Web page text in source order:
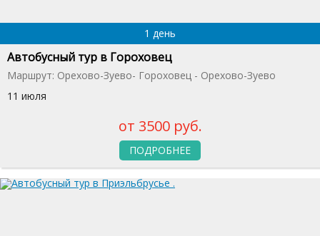
1 день
Автобусный тур в Гороховец
Маршрут: Орехово-Зуево- Гороховец - Орехово-Зуево
11 июля
от 3500 руб.
ПОДРОБНЕЕ